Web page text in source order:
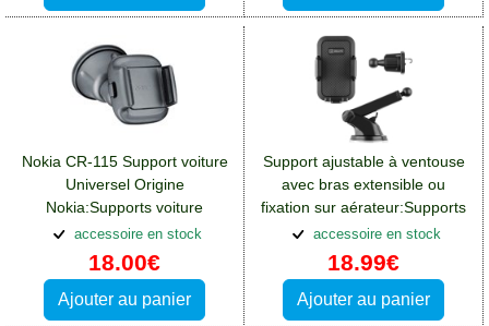
Nokia CR-115 Support voiture
Universel Origine
Nokia:Supports voiture
Crosscall Spider X4
accessoire en stock
18.00€
Ajouter au panier
Support ajustable à ventouse
avec bras extensible ou
fixation sur aérateur:Supports
voiture Crosscall Spider X4
accessoire en stock
18.99€
Ajouter au panier